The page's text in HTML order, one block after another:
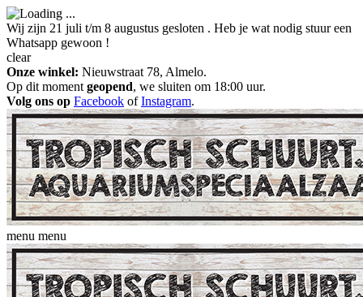
Wij zijn 21 juli t/m 8 augustus gesloten . Heb je wat nodig stuur een
Whatsapp gewoon !
clear
Onze winkel: Nieuwstraat 78, Almelo.
Op dit moment geopend, we sluiten om 18:00 uur.
Volg ons op Facebook ofInstagram.
menu menu